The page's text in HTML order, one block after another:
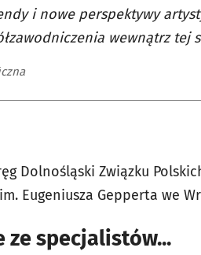
i nowe perspektywy
wewnątrz tej
Dolnośląski Związku
Eugeniusza Gepperta we
ze specjalistów...